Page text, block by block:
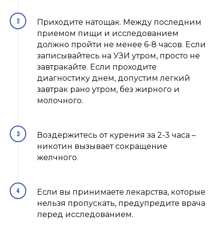
Приходите натощак. Между последним
приемом пищи и исследованием
должно пройти не менее 6-8 часов. Если
записывайтесь на УЗИ утром, просто не
завтракайте. Если проходите
диагностику днем, допустим легкий
завтрак рано утром, без жирного и
молочного.
Воздержитесь от курения за 2-3 часа –
никотин вызывает сокращение
желчного.
Если вы принимаете лекарства, которые
нельзя пропускать, предупредите врача
перед исследованием.